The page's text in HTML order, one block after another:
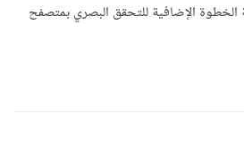
الخطوة الإضافية للتحقق البصري بمتصفح